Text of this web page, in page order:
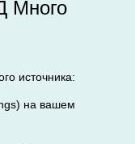
Много
источника:
на вашем